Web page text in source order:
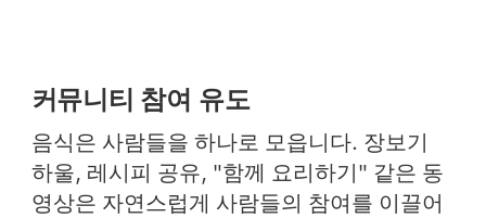
커뮤니티 참여 유도
음식은 사람들을 하나로 모읍니다. 장보기
하울, 레시피 공유, "함께 요리하기" 같은 동
영상은 자연스럽게 사람들의 참여를 이끌어